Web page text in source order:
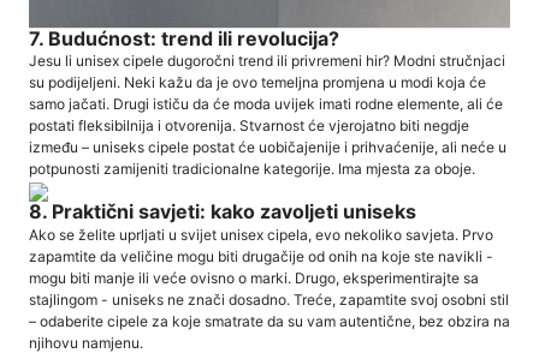
7. Budućnost: trend ili revolucija?
Jesu li unisex cipele dugoročni trend ili privremeni hir? Modni stručnjaci
su podijeljeni. Neki kažu da je ovo temeljna promjena u modi koja će
samo jačati. Drugi ističu da će moda uvijek imati rodne elemente, ali će
postati fleksibilnija i otvorenija. Stvarnost će vjerojatno biti negdje
između – uniseks cipele postat će uobičajenije i prihvaćenije, ali neće u
potpunosti zamijeniti tradicionalne kategorije. Ima mjesta za oboje.
8. Praktični savjeti: kako zavoljeti uniseks
Ako se želite uprljati u svijet unisex cipela, evo nekoliko savjeta. Prvo
zapamtite da veličine mogu biti drugačije od onih na koje ste navikli -
mogu biti manje ili veće ovisno o marki. Drugo, eksperimentirajte sa
stajlingom - uniseks ne znači dosadno. Treće, zapamtite svoj osobni stil
– odaberite cipele za koje smatrate da su vam autentične, bez obzira na
njihovu namjenu.